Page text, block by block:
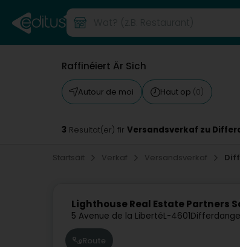
Raffinéiert Är Sich
Autour de moi Haut op (0)
3 Resultat(er) fir Versandsverkaf zu
Startsäit Verkaf Versandsverkaf
Lighthouse Real Estate Partners
5 Avenue de la LibertéL-4601
Route